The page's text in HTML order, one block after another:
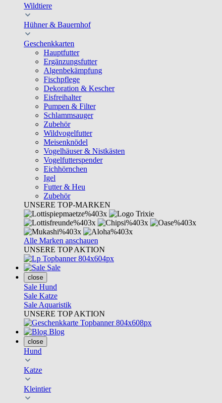
Wildtiere
Hühner & Bauernhof
Geschenkkarten
Hauptfutter
Ergänzungsfutter
Algenbekämpfung
Fischpflege
Dekoration & Kescher
Eisfreihalter
Pumpen & Filter
Schlammsauger
Zubehör
Wildvogelfutter
Meisenknödel
Vogelhäuser & Nistkästen
Vogelfutterspender
Eichhörnchen
Igel
Futter & Heu
Zubehör
UNSERE TOP-MARKEN
Alle Marken anschauen
UNSERE TOP AKTION
Sale
close
Sale Hund
Sale Katze
Sale Aquaristik
UNSERE TOP AKTION
Blog
close
Hund
Katze
Kleintier